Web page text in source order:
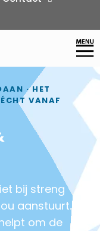
· HET
VANAF
bij streng
aanstuurt.
om de